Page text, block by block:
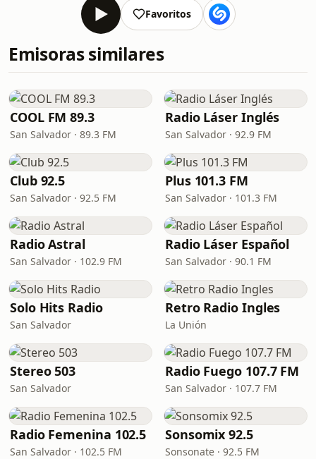
Favoritos
Emisoras similares
COOL FM 89.3
San Salvador · 89.3 FM
Radio Láser Inglés
San Salvador · 92.9 FM
Club 92.5
San Salvador · 92.5 FM
Plus 101.3 FM
San Salvador · 101.3 FM
Radio Astral
San Salvador · 102.9 FM
Radio Láser Español
San Salvador · 90.1 FM
Solo Hits Radio
San Salvador
Retro Radio Ingles
La Unión
Stereo 503
San Salvador
Radio Fuego 107.7 FM
San Salvador · 107.7 FM
Radio Femenina 102.5
San Salvador · 102.5 FM
Sonsomix 92.5
Sonsonate · 92.5 FM